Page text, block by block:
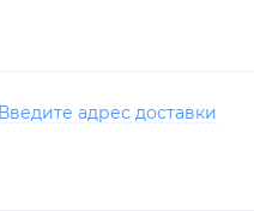
Введите адрес доставки